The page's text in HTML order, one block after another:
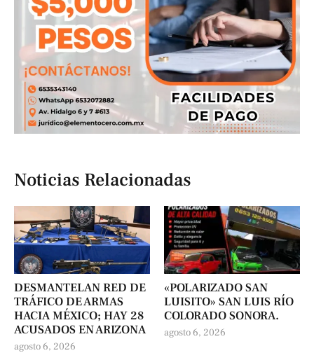
Noticias Relacionadas
DESMANTELAN RED DE
TRÁFICO DE ARMAS
HACIA MÉXICO; HAY 28
ACUSADOS EN ARIZONA
agosto 6, 2026
«POLARIZADO SAN
LUISITO» SAN LUIS RÍO
COLORADO SONORA.
agosto 6, 2026